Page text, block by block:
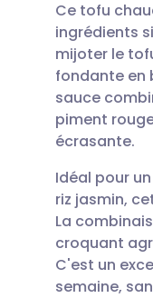
Ce tofu
ingrédients
mijoter le
fondante en
sauce
piment
écrasante.
Idéal pour
riz jasmin,
La
croquant
C'est un
semaine,